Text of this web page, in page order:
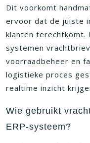
Dit voorkomt
ervoor dat de juiste
klanten terechtkomt.
systemen
voorraadbeheer en
logistieke proces
realtime inzicht
Wie gebruikt
ERP-systeem?